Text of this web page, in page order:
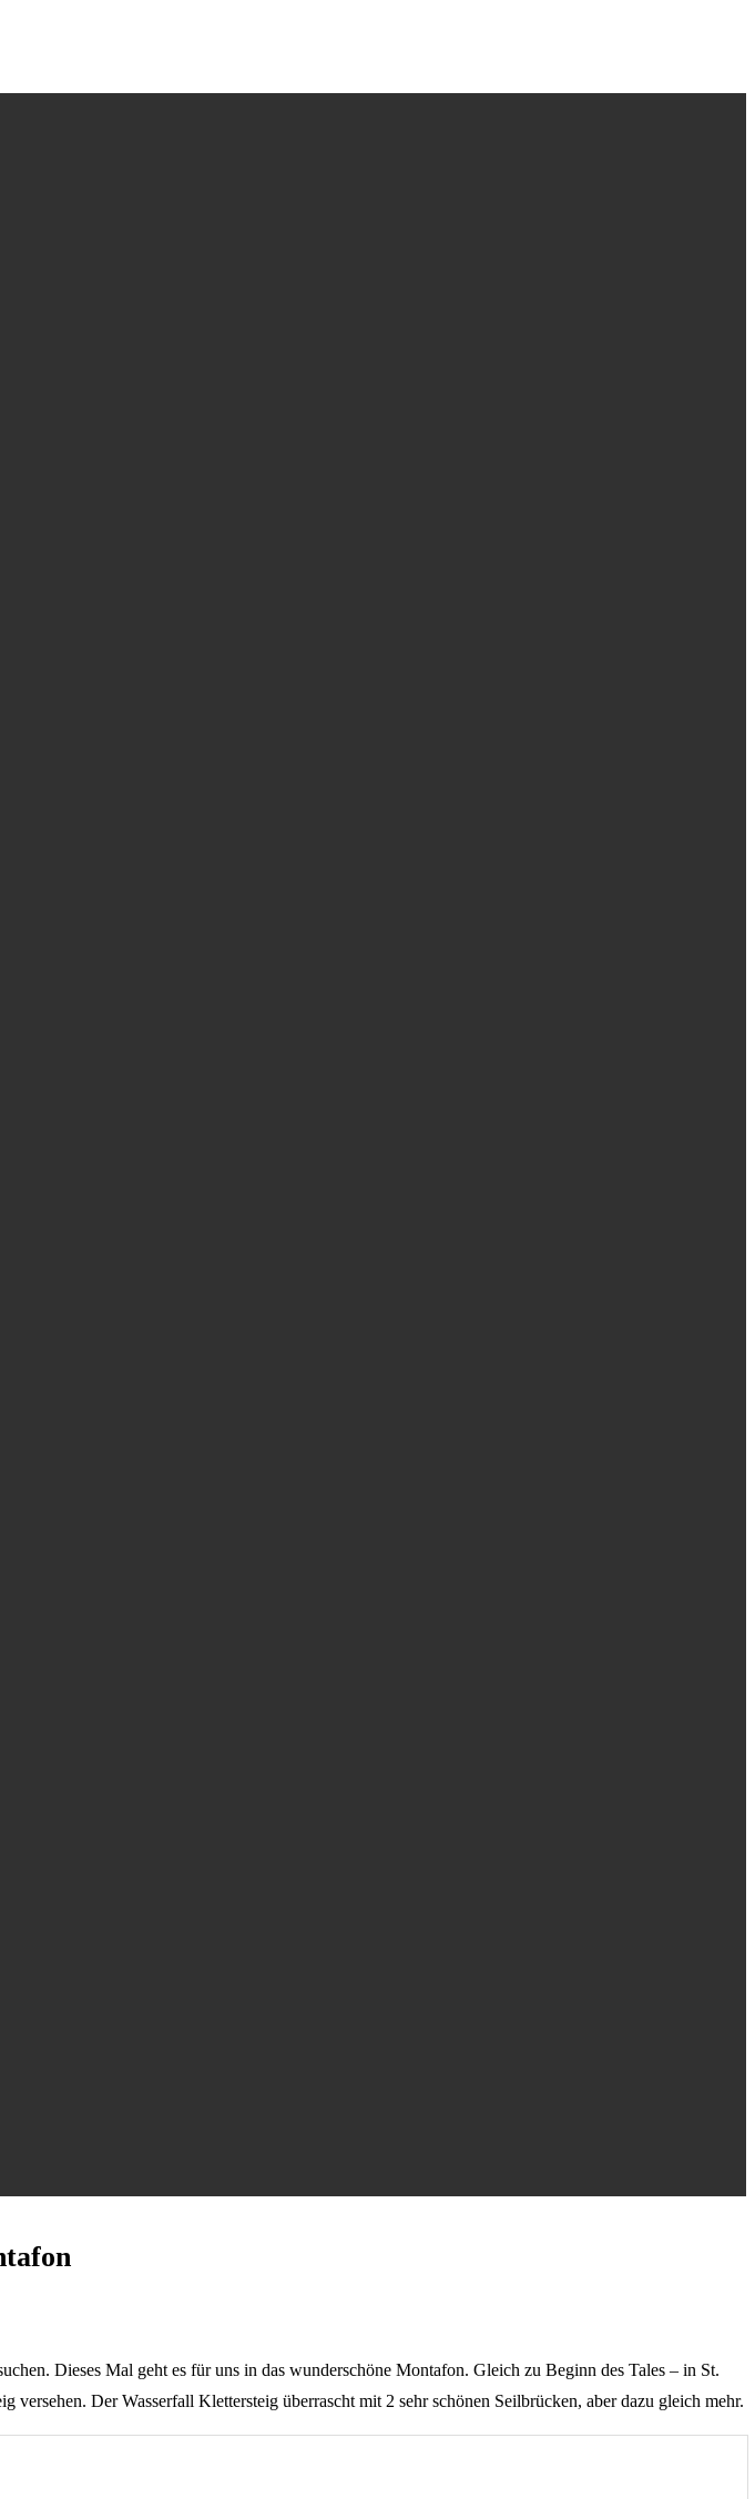
Dieses Mal geht es für uns in das wunderschöne Montafon. Gleich zu Beginn des Tales – in St.
Der Wasserfall Klettersteig überrascht mit 2 sehr schönen Seilbrücken, aber dazu gleich mehr.